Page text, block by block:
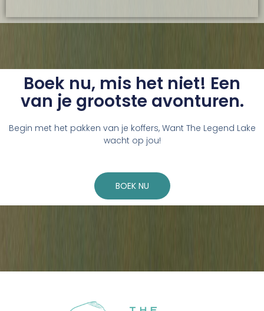
Boek nu, mis het niet! Een
van je grootste avonturen.
Begin met het pakken van je koffers, Want The Legend Lake
wacht op jou!
BOEK NU